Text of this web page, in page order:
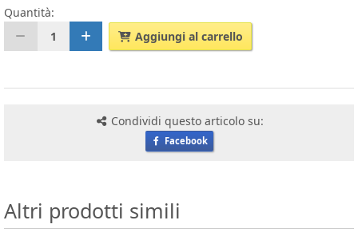
Quantità:
1
Aggiungi al carrello
Condividi questo articolo su:
Facebook
Altri prodotti simili